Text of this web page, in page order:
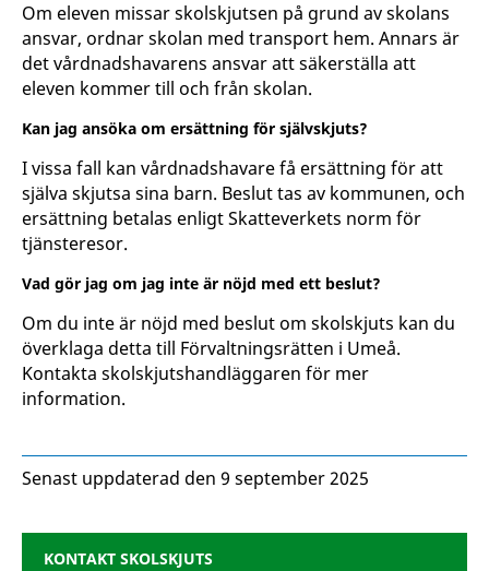
Om eleven missar skolskjutsen på grund av skolans
ansvar, ordnar skolan med transport hem. Annars är
det vårdnadshavarens ansvar att säkerställa att
eleven kommer till och från skolan.
Kan jag ansöka om ersättning för självskjuts?
I vissa fall kan vårdnadshavare få ersättning för att
själva skjutsa sina barn. Beslut tas av kommunen, och
ersättning betalas enligt Skatteverkets norm för
tjänsteresor.
Vad gör jag om jag inte är nöjd med ett beslut?
Om du inte är nöjd med beslut om skolskjuts kan du
överklaga detta till Förvaltningsrätten i Umeå.
Kontakta skolskjutshandläggaren för mer
information.
Senast uppdaterad den 9 september 2025
KONTAKT SKOLSKJUTS